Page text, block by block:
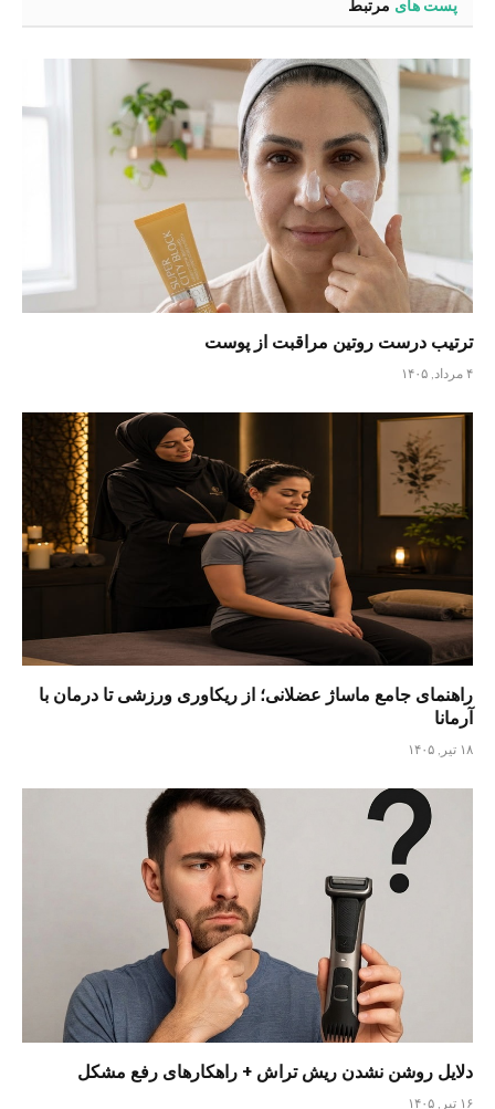
پست های مرتبط
ترتیب درست روتین مراقبت از پوست
۴ مرداد, ۱۴۰۵
راهنمای جامع ماساژ عضلانی؛ از ریکاوری ورزشی تا درمان با
آرمانا
۱۸ تیر, ۱۴۰۵
دلایل روشن نشدن ریش تراش + راهکارهای رفع مشکل
۱۶ تیر, ۱۴۰۵